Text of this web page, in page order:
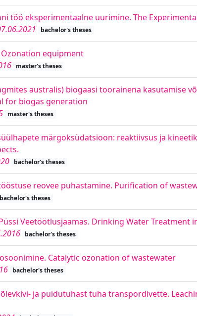
töö eksperimentaalne uurimine. The
bachelor's theses
equipment
master's theses
australis) biogaasi toorainena kasutamise
for biogas generation
master's theses
märgoksüdatsioon: reaktiivsus ja
bachelor's theses
reovee puhastamine. Purification of
bachelor's theses
Veetöötlusjaamas. Drinking Water Treatment
bachelor's theses
Catalytic ozonation of wastewater
bachelor's theses
ja puidutuhast tuha transpordivette.